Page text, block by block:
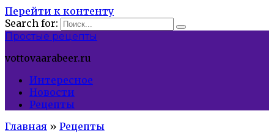
Перейти к контенту
Search for:
Простые рецепты
vottovaarabeer.ru
Интересное
Новости
Рецепты
Главная » Рецепты